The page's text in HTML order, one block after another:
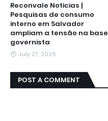
Reconvale Noticias |
Pesquisas de consumo
interno em Salvador
ampliam a tensão na base
governista
July 27, 2026
POST A COMMENT